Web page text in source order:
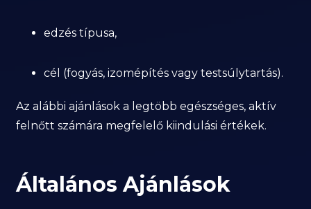
edzés típusa,
cél (fogyás, izomépítés vagy testsúlytartás).
Az alábbi ajánlások a legtöbb egészséges, aktív
felnőtt számára megfelelő kiindulási értékek.
Általános Ajánlások